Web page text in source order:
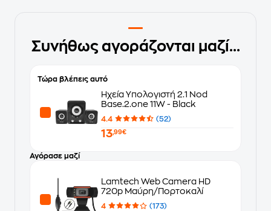
Συνήθως αγοράζονται μαζί...
Τώρα βλέπεις αυτό
Ηχεία Υπολογιστή 2.1 Nod
Base.2.one 11W - Black
4.4 (52)
13,99€
Αγόρασε μαζί
Lamtech Web Camera HD
720p Μαύρη/Πορτοκαλί
4 (173)